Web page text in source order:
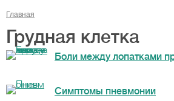
Главная
Грудная клетка
Боли между лопатками
Симптомы пневмонии